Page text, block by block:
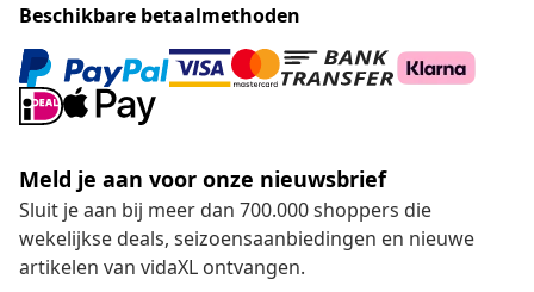
Beschikbare betaalmethoden
Meld je aan voor onze nieuwsbrief
Sluit je aan bij meer dan 700.000 shoppers die
wekelijkse deals, seizoensaanbiedingen en nieuwe
artikelen van vidaXL ontvangen.